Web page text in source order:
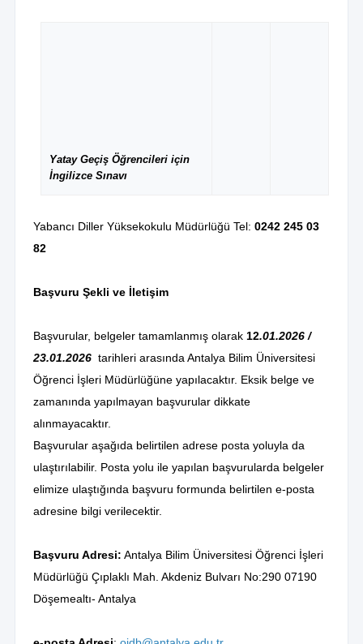
Yatay Geçiş Öğrencileri için
İngilizce Sınavı
Yabancı Diller Yüksekokulu Müdürlüğü Tel: 0242 245 03
82
Başvuru Şekli ve İletişim
Başvurular, belgeler tamamlanmış olarak 12.01.2026 /
23.01.2026 tarihleri arasında Antalya Bilim Üniversitesi
Öğrenci İşleri Müdürlüğüne yapılacaktır. Eksik belge ve
zamanında yapılmayan başvurular dikkate
alınmayacaktır.
Başvurular aşağıda belirtilen adrese posta yoluyla da
ulaştırılabilir. Posta yolu ile yapılan başvurularda belgeler
elimize ulaştığında başvuru formunda belirtilen e-posta
adresine bilgi verilecektir.
Başvuru Adresi: Antalya Bilim Üniversitesi Öğrenci İşleri
Müdürlüğü Çıplaklı Mah. Akdeniz Bulvarı No:290 07190
Döşemealtı- Antalya